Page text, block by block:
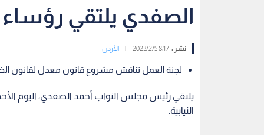
الصفدي يلتقي
نشر :8:17 2023/2/5 الأردن
لجنة العمل تناقش مشروع قانون معدل لقانون
يلتقي رئيس مجلس النواب أحمد الصفدي، اليوم
النيابية.